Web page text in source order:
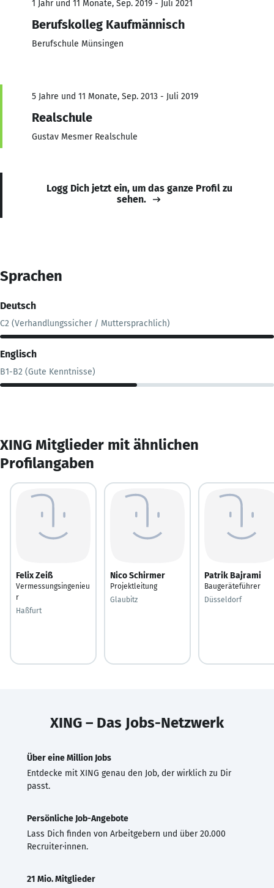
1 Jahr und 11 Monate, Sep. 2019 - Juli 2021
Berufskolleg Kaufmännisch
Berufschule Münsingen
5 Jahre und 11 Monate, Sep. 2013 - Juli 2019
Realschule
Gustav Mesmer Realschule
Logg Dich jetzt ein, um das ganze Profil zu
sehen.
Sprachen
Deutsch
C2 (Verhandlungssicher / Muttersprachlich)
Englisch
B1-B2 (Gute Kenntnisse)
XING Mitglieder mit ähnlichen
Profilangaben
Felix Zeiß
Vermessungsingenieu
r
Haßfurt
Nico Schirmer
Projektleitung
Glaubitz
Patrik Bajrami
Baugeräteführer
Düsseldorf
XING – Das Jobs-Netzwerk
Über eine Million Jobs
Entdecke mit XING genau den Job, der wirklich zu Dir
passt.
Persönliche Job-Angebote
Lass Dich finden von Arbeitgebern und über 20.000
Recruiter·innen.
21 Mio. Mitglieder